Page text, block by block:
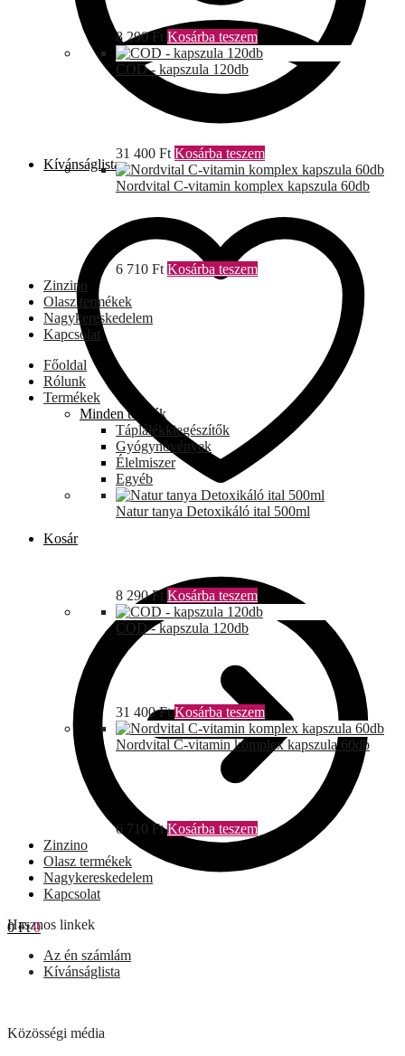
Kívánságlista
Kosár
0Ft 0
8 290Ft Kosárba teszem
COD - kapszula 120db
31 400 Ft Kosárba teszem
Nordvital C-vitamin komplex kapszula 60db
6 710 Ft Kosárba teszem
Zinzino
Olasz termékek
Nagykereskedelem
Kapcsolat
Főoldal
Rólunk
Termékek
Minden termék
Táplálékkiegészítők
Gyógynövények
Élelmiszer
Egyéb
Natur tanya Detoxikáló ital 500ml
8 290Ft Kosárba teszem
COD - kapszula 120db
31 400Ft Kosárba teszem
Nordvital C-vitamin komplex kapszula 60db
6 710 Ft Kosárba teszem
Zinzino
Olasz termékek
Nagykereskedelem
Kapcsolat
Hasznos linkek
Az én számlám
Kívánságlista
Közösségi média